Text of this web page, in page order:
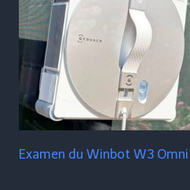
Examen du Winbot W3